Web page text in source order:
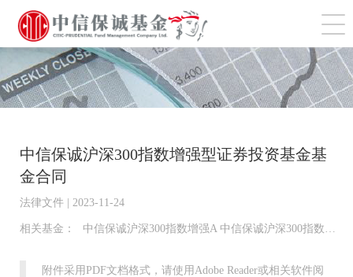
切
中信保诚沪深300指数增强型证券投资基金基
金合同
法律文件 | 2023-11-24
相关基金： 中信保诚沪深300指数增强A 中信保诚沪深300指数增强C
附件采用PDF文档格式，请使用Adobe Reader或相关软件阅